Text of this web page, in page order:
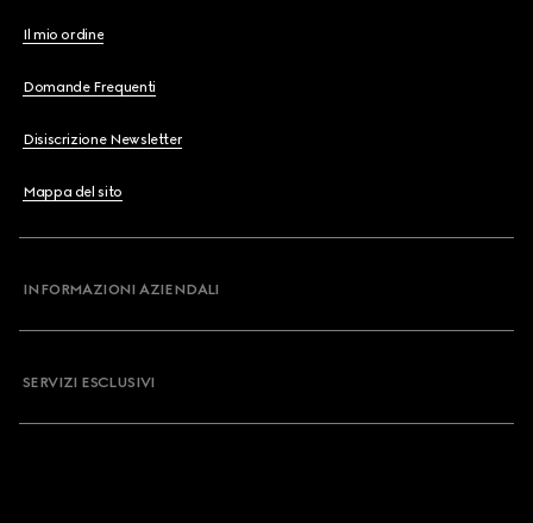
Il mio ordine
Domande Frequenti
Disiscrizione Newsletter
Mappa del sito
INFORMAZIONI AZIENDALI
SERVIZI ESCLUSIVI